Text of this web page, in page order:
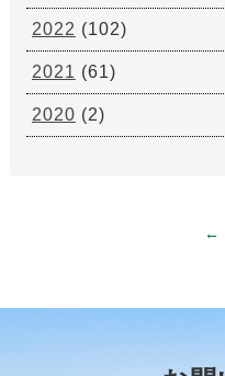
2022 (102)
2021 (61)
2020 (2)
←